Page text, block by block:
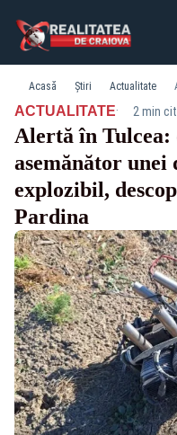
Acasă Știri Actualitate
ACTUALITATE· 2 min
Alertă în Tulcea:
asemănător
explozibil,
Pardina